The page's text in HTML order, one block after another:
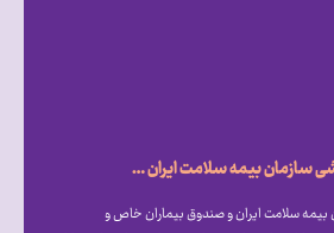
گزارش نشست هم‌‎اندیشی سازمان بیمه سلامت ایران با انجمن‏‌ها، کانون‎‌ها و نهادهای تخصصی حمایت از بیماران خاص و صعب‎‌العلاج
سلامت ایران و صندوق بیماران خاص و